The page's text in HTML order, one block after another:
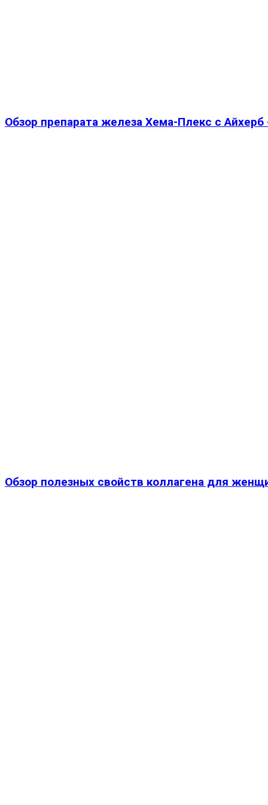
Обзор препарата железа Хема-Плекс с
Обзор полезных свойств коллагена для